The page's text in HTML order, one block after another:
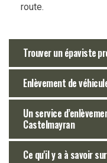
route.
Trouver un épaviste
Enlèvement de
Un service
Castelmayran
Ce qu'il y a à savoir